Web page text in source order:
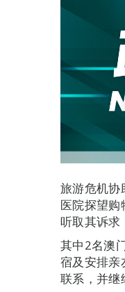
旅游危机协
医院探望
听取其诉求
其中2名澳
宿及安排亲
联系，并继